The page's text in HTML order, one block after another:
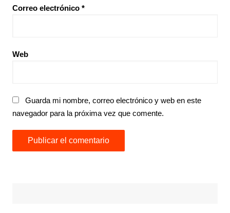
Correo electrónico *
Web
Guarda mi nombre, correo electrónico y web en este
navegador para la próxima vez que comente.